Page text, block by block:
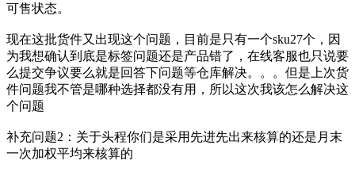
可售状态。
现在这批货件又出现这个问题，目前是只有一个sku27个，因
为我想确认到底是标签问题还是产品错了，在线客服也只说要
么提交争议要么就是回答下问题等仓库解决。。。但是上次货
件问题我不管是哪种选择都没有用，所以这次我该怎么解决这
个问题
补充问题2：关于头程你们是采用先进先出来核算的还是月末
一次加权平均来核算的